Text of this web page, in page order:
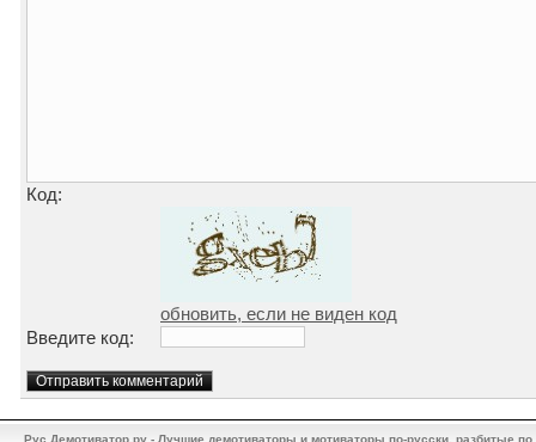
Код:
обновить, если не виден код
Введите код:
Рус Демотиватор.ру - Лучшие демотиваторы и мотиваторы по-русски, разбитые